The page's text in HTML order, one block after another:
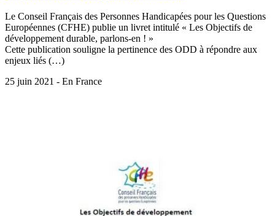
Le Conseil Français des Personnes Handicapées pour les Questions
Européennes (CFHE) publie un livret intitulé « Les Objectifs de
développement durable, parlons-en ! »
Cette publication souligne la pertinence des ODD à répondre aux
enjeux liés (…)
25 juin 2021 - En France